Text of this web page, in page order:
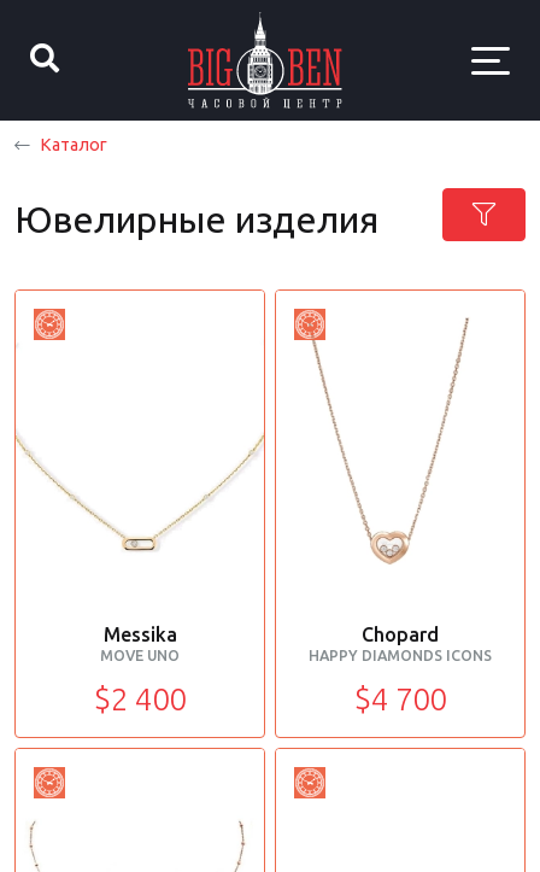
Каталог
Ювелирные изделия
Messika
MOVE UNO
$2 400
Chopard
HAPPY DIAMONDS ICONS
$4 700